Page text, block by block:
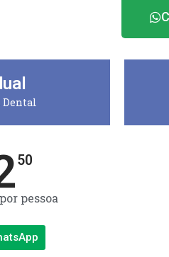
50
pessoa